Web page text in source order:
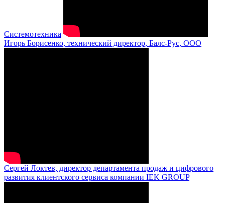
Системотехника
Игорь Борисенко, технический директор, Балс-Рус, ООО
Сергей Локтев, директор департамента продаж и цифрового
развития клиентского сервиса компании IEK GROUP